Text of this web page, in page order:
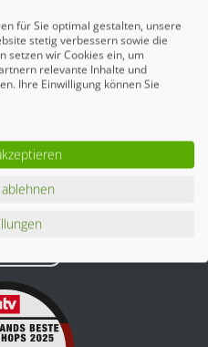
für Sie optimal gestalten, unsere
stetig verbessern sowie die
setzen wir Cookies ein, um
relevante Inhalte und
Ihre Einwilligung können Sie